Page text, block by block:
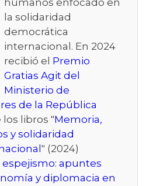
humanos enfocado en
la solidaridad
democrática
internacional. En 2024
recibió el Premio
Gratias Agit del
Ministerio de
de la República
los libros "Memoria,
y solidaridad
" (2024)
apuntes
y diplomacia en